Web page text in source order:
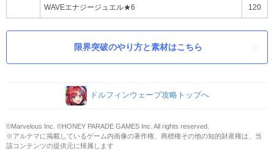
WAVEエナジージュエル★6 120
限界突破のやり方と素材はこちら
ドルフィンウェーブ攻略トップへ
©Marvelous Inc. ©HONEY PARADE GAMES Inc. All rights reserved.
※アルテマに掲載しているゲーム内画像の著作権、商標権その他の知的財産権は、当
該コンテンツの提供元に帰属します